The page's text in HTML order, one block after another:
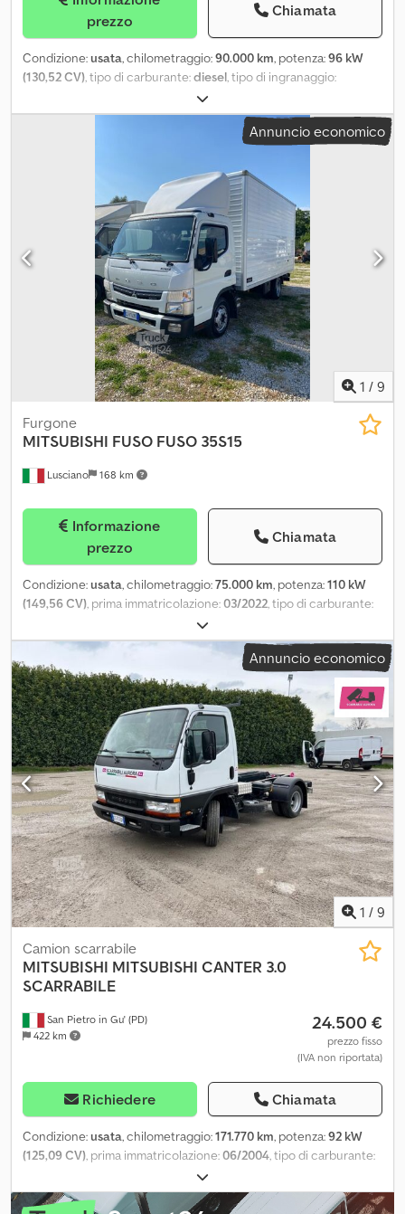
prezzo
Chiamata
Condizione:usata, chilometraggio:90.000 km, potenza:96 kW
(130,52 CV), tipo di carburante:diesel, tipo di ingranaggio:
, prima immatricolazione:
Euro 6, colore:bianco, numero di posti:2, Anno di produzione:
Annuncio economico
1 / 9
Lusciano 168 km
Furgone
MITSUBISHI FUSO FUSO 35S15
prezzo
Chiamata
Condizione:usata, chilometraggio:75.000 km, potenza:110 kW
(149,56 CV), prima immatricolazione:03/2022, tipo di carburante:
, tipo di ingranaggio:
emissione:Euro 6, Anno di produzione:2022, FURGONE IN LEGA IN
PERFETTO STATO D'USO Chjdpsy Unmzefx Ak UoaAnnuncio economico
1 / 9
San Pietro in Gu' (PD)
422 km
Camion scarrabile
MITSUBISHI MITSUBISHI CANTER 3.0
SCARRABILE
24.500 €
prezzo fisso
(IVA non riportata)
Richiedere Chiamata
Condizione:usata, chilometraggio:171.770 km, potenza:92 kW
(125,09 CV), prima immatricolazione:06/2004, tipo di carburante:
, configurazione degli assi:2 assi
ingranaggio:meccanico, classe di emissione:Euro 3, Anno di